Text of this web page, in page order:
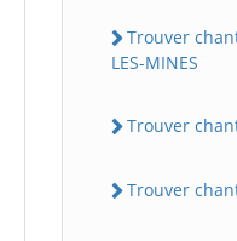
Trouver
LES-MINES
Trouver
Trouver